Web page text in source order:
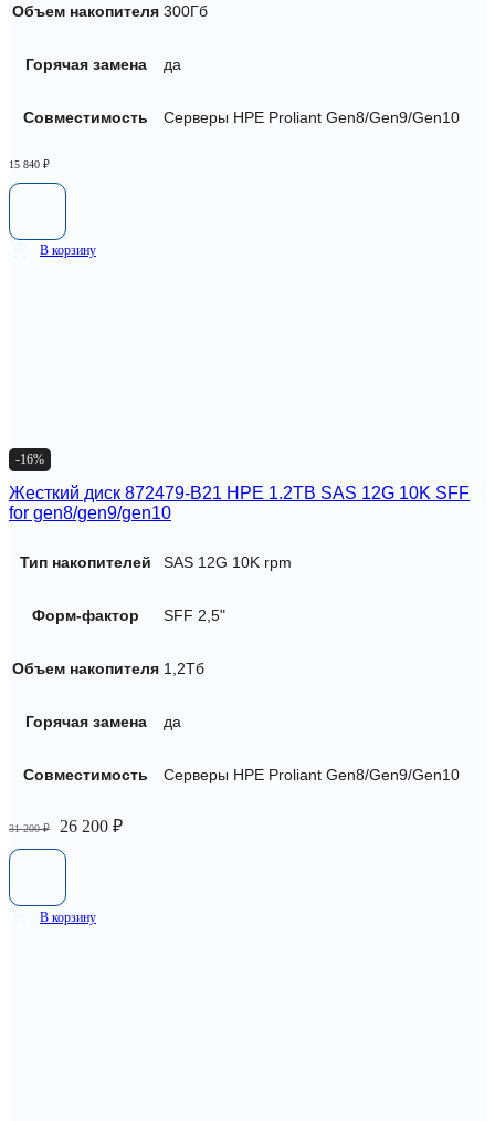
Объем накопителя 300Гб
Горячая замена да
Совместимость Серверы HPE Proliant Gen8/Gen9/Gen10
15 840 ₽
В корзину
-16%
Жесткий диск 872479-B21 HPE 1.2TB SAS 12G 10K SFF
for gen8/gen9/gen10
Тип накопителей SAS 12G 10K rpm
Форм-фактор SFF 2,5"
Объем накопителя 1,2Тб
Горячая замена да
Совместимость Серверы HPE Proliant Gen8/Gen9/Gen10
31 200₽
Первоначальная
цена
31
26 200 ₽Текущая
В корзину